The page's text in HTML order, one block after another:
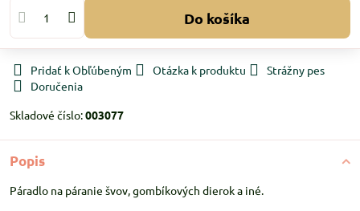
Do košíka
Pridať k Obľúbeným Otázka k produktu
Strážny pes
Doručenia
Skladové číslo:003077
Popis
Páradlo na páranie švov, gombíkových dierok a iné.